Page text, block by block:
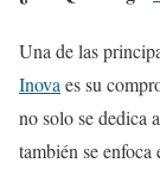
Una de las
Inova es su
no solo se dedica
también se enfoca